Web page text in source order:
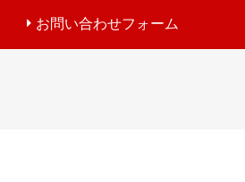
お問い合わせフォーム